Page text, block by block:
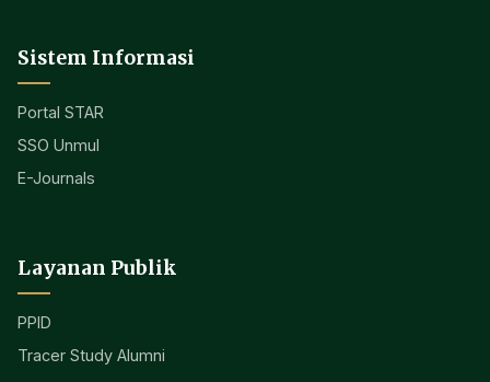
Sistem Informasi
Portal STAR
SSO Unmul
E-Journals
Layanan Publik
PPID
Tracer Study Alumni